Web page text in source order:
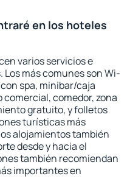
en los hoteles
varios servicios e
más comunes son Wi-
spa, minibar/caja
comedor, zona
gratuito, y folletos
turísticas más
alojamientos también
desde y hacia el
también recomiendan
importantes en